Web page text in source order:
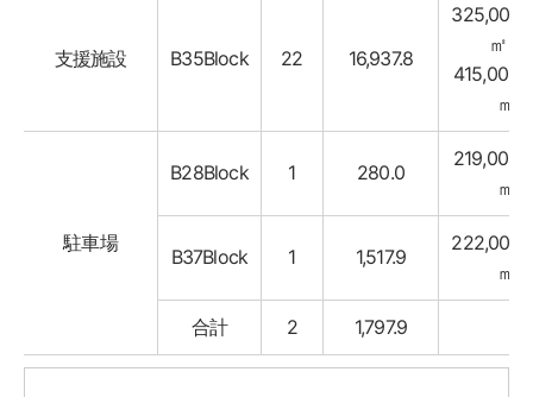
支援施設 B35Block 22 16,937.8
㎡ ~
㎡
駐車場
B28Block 1 280.0
㎡
B37Block 1 1,517.9
㎡
合計 2 1,797.9